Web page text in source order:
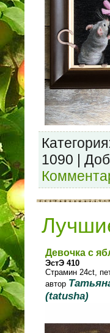
1090 |
Девочка с
ЭстЭ 410
Страмин 24ct,
автор
(tatusha)